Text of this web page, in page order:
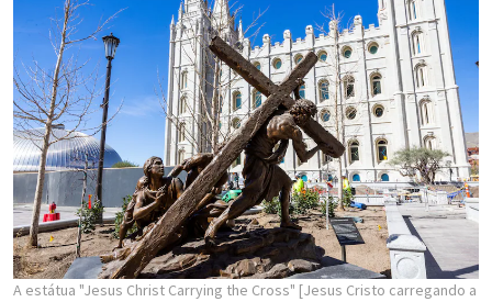
A estátua "Jesus Christ Carrying the Cross" [Jesus Cristo carregando a